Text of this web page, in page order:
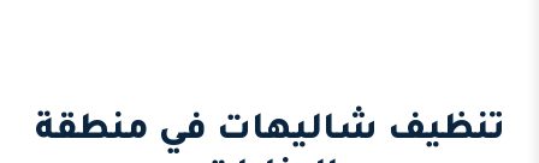
تنظيف شاليهات في منطقة